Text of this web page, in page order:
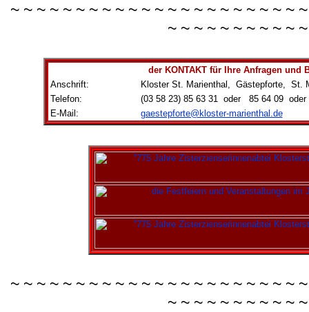
~ ~ ~ ~ ~ ~ ~ ~ ~ ~ ~ ~ ~ ~ ~ ~ ~ ~ ~ ~ ~ ~
~ ~ ~ ~ ~ ~ ~ ~ ~ ~
der KONTAKT für Ihre Anfragen und
Anschrift:
Kloster St. Marienthal, Gästepforte, St.
Telefon:
(03 58 23) 85 63 31 oder 85 64 09
E-Mail:
gaestepforte@kloster-marienthal.de
~ ~ ~ ~ ~ ~ ~ ~ ~ ~ ~ ~ ~ ~ ~ ~ ~ ~ ~ ~ ~ ~
~ ~ ~ ~ ~ ~ ~ ~ ~ ~